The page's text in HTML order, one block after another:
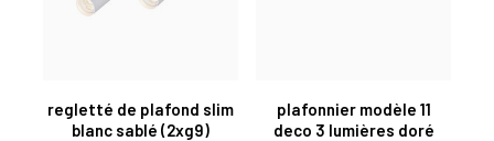
regletté de plafond slim
blanc sablé (2xg9)
plafonnier modèle 11
deco 3 lumières doré